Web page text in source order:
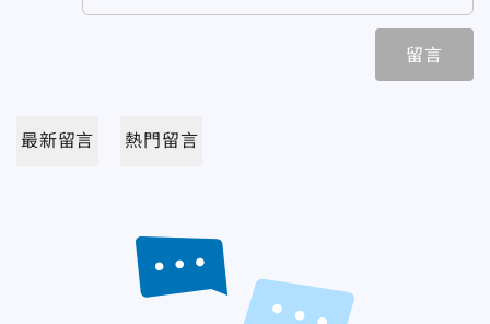
留言
最新留言 熱門留言